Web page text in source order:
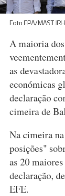
Foto EPA/MAST
A maioria
as
económicas
declaração
cimeira de
Na cimeira
posições"
as 20
declaração,
EFE.